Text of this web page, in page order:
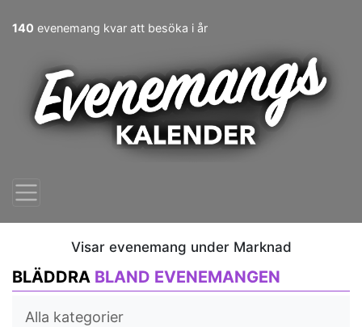
140 evenemang kvar att besöka i år
Visar evenemang under Marknad
BLÄDDRA BLAND EVENEMANGEN
Alla kategorier